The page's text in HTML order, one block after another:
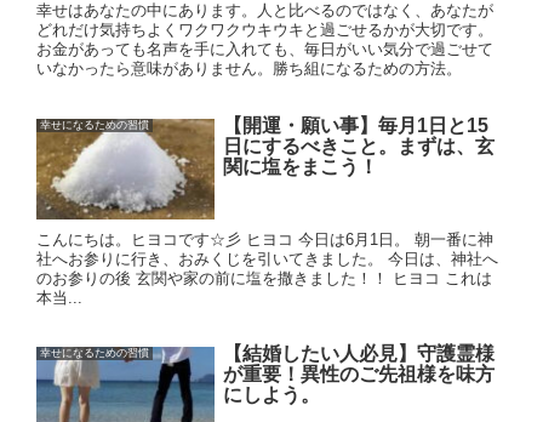
幸せはあなたの中にあります。人と比べるのではなく、あなたが
どれだけ気持ちよくワクワクウキウキと過ごせるかが大切です。
お金があっても名声を手に入れても、毎日がいい気分で過ごせて
いなかったら意味がありません。勝ち組になるための方法。
幸せになるための習慣
【開運・願い事】毎月1日と15
日にするべきこと。まずは、玄
関に塩をまこう！
こんにちは。ヒヨコです☆彡 ヒヨコ 今日は6月1日。 朝一番に神
社へお参りに行き、おみくじを引いてきました。 今日は、神社へ
のお参りの後 玄関や家の前に塩を撒きました！！ ヒヨコ これは
本当...
幸せになるための習慣
【結婚したい人必見】守護霊様
が重要！異性のご先祖様を味方
にしよう。